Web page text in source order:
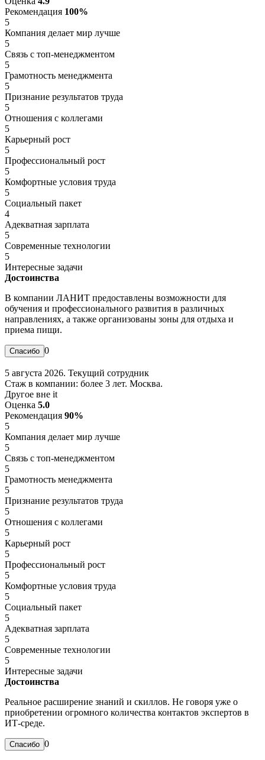
Рекомендация 100%
5
Компания делает мир лучше
5
Связь с топ-менеджментом
5
Грамотность менеджмента
5
Признание результатов труда
5
Отношения с коллегами
5
Карьерный рост
5
Профессиональный рост
5
Комфортные условия труда
5
Социальный пакет
4
Адекватная зарплата
5
Современные технологии
5
Интересные задачи
Достоинства
В компании ЛАНИТ предоставлены возможности для
обучения и профессионального развития в различных
направлениях, а также организованы зоны для отдыха и
приема пищи.
0
5 августа 2026. Текущий сотрудник
Стаж в компании: более 3 лет. Москва.
Другое вне it
Оценка 5.0
Рекомендация 90%
5
Компания делает мир лучше
5
Связь с топ-менеджментом
5
Грамотность менеджмента
5
Признание результатов труда
5
Отношения с коллегами
5
Карьерный рост
5
Профессиональный рост
5
Комфортные условия труда
5
Социальный пакет
5
Адекватная зарплата
5
Современные технологии
5
Интересные задачи
Достоинства
Реальное расширение знаний и скиллов. Не говоря уже о
приобретении огромного количества контактов экспертов в
ИТ-среде.
0